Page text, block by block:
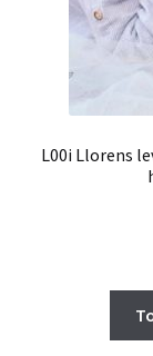
L00i Llorens